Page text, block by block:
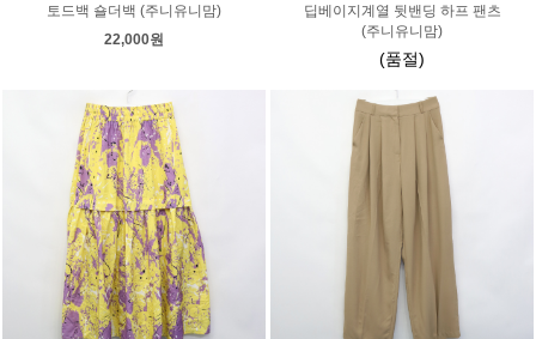
토드백 숄더백 (주니유니맘)
22,000원
딥베이지계열 뒷밴딩 하프 팬츠
(주니유니맘)
(품절)